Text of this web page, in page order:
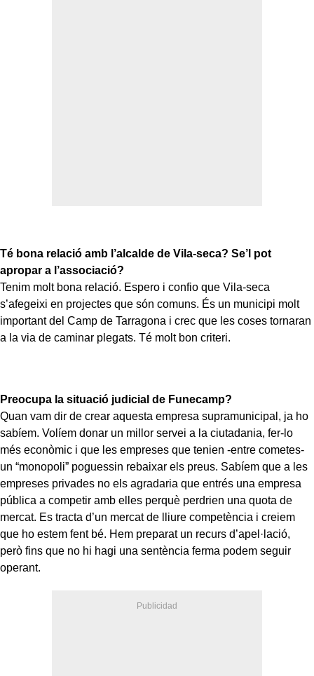
Té bona relació amb l’alcalde de Vila-seca? Se’l pot
apropar a l’associació?
Tenim molt bona relació. Espero i confio que Vila-seca
s’afegeixi en projectes que són comuns. És un municipi molt
important del Camp de Tarragona i crec que les coses tornaran
a la via de caminar plegats. Té molt bon criteri.
Preocupa la situació judicial de Funecamp?
Quan vam dir de crear aquesta empresa supramunicipal, ja ho
sabíem. Volíem donar un millor servei a la ciutadania, fer-lo
més econòmic i que les empreses que tenien -entre cometes-
un “monopoli” poguessin rebaixar els preus. Sabíem que a les
empreses privades no els agradaria que entrés una empresa
pública a competir amb elles perquè perdrien una quota de
mercat. Es tracta d’un mercat de lliure competència i creiem
que ho estem fent bé. Hem preparat un recurs d’apel·lació,
però fins que no hi hagi una sentència ferma podem seguir
operant.